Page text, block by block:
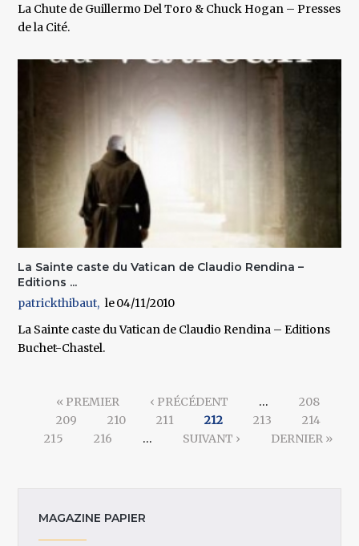
La Chute de Guillermo Del Toro & Chuck Hogan – Presses
de la Cité.
La Sainte caste du Vatican de Claudio Rendina –
Editions ...
patrickthibaut
04/11/2010
La Sainte caste du Vatican de Claudio Rendina – Editions
Buchet-Chastel.
« PREMIER ‹ PRÉCÉDENT …
208
209
210 211 212 213
214
215
216 … SUIVANT › DERNIER »
MAGAZINE PAPIER